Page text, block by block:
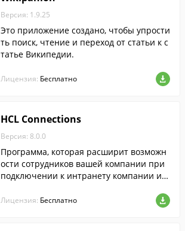
Версия: 1.9.25
Это приложение создано, чтобы упрости
ть поиск, чтение и переход от статьи к с
татье Википедии.
Лицензия: Бесплатно
HCL Connections
Версия: 8.0.0
Программа, которая расширит возможн
ости сотрудников вашей компании при
подключении к интранету компании ил
в iOS.
Лицензия: Бесплатно